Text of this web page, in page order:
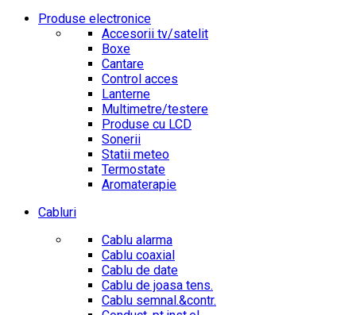
Produse electronice
Accesorii tv/satelit
Boxe
Cantare
Control acces
Lanterne
Multimetre/testere
Produse cu LCD
Sonerii
Statii meteo
Termostate
Aromaterapie
Cabluri
Cablu alarma
Cablu coaxial
Cablu de date
Cablu de joasa tens.
Cablu semnal.&contr.